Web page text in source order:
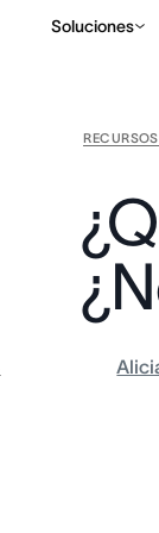
Soluciones
RECURSOS